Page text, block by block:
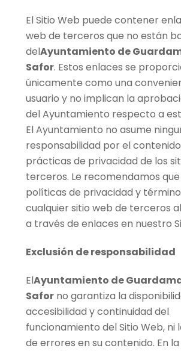
El Sitio Web puede contener
web de terceros que no están
delAyuntamiento de
Safor. Estos enlaces se
únicamente como una
usuario y no implican la
del Ayuntamiento respecto a
El Ayuntamiento no asume
responsabilidad por el
prácticas de privacidad de los
terceros. Le recomendamos
políticas de privacidad y
cualquier sitio web de terceros
a través de enlaces en nuestro
Exclusión de responsabilidad
ElAyuntamiento de
Saforno garantiza la
accesibilidad y continuidad del
funcionamiento del Sitio Web, ni
de errores en su contenido. En